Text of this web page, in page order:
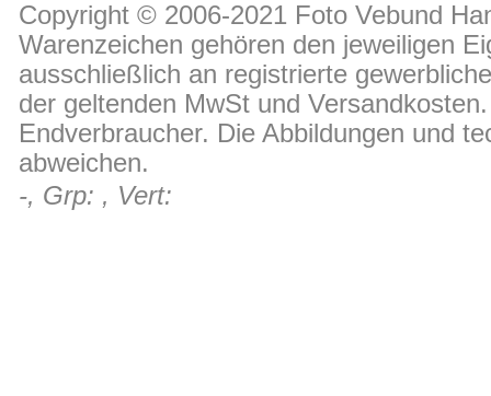
Copyright © 2006-2021 Foto Vebund
Warenzeichen gehören den jeweiligen
ausschließlich an registrierte
der geltenden MwSt und
Endverbraucher. Die Abbildungen und
abweichen.
-, Grp: , Vert: